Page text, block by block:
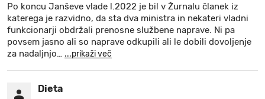
Po koncu Janševe vlade l.2022 je bil v Žurnalu članek iz
katerega je razvidno, da sta dva ministra in nekateri vladni
funkcionarji obdržali prenosne službene naprave. Ni pa
povsem jasno ali so naprave odkupili ali le dobili dovoljenje
za nadaljnjo… ...prikaži več
Dieta